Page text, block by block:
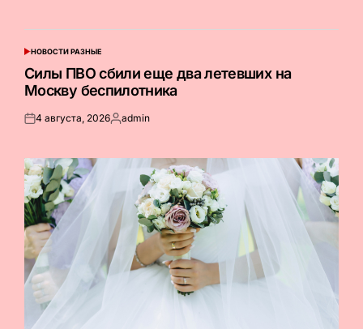
ОПУБЛИКОВАНО
НОВОСТИ РАЗНЫЕ
Силы ПВО сбили еще два летевших на
Москву беспилотника
Опубликовано
4 августа, 2026Запись
admin